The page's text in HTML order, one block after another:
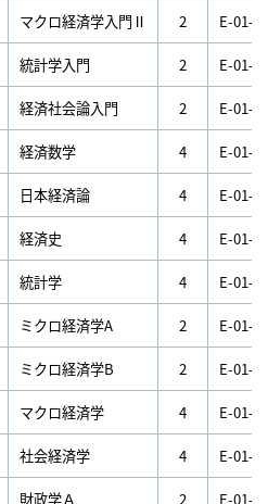
マクロ経済学入門Ⅱ 2 E-01-
統計学入門 2 E-01-
経済社会論入門 2 E-01-
経済数学 4 E-01-
日本経済論 4 E-01-
経済史 4 E-01-
統計学 4 E-01-
ミクロ経済学A 2 E-01-
ミクロ経済学B 2 E-01-
マクロ経済学 4 E-01-
社会経済学 4 E-01-
財政学Ａ 2 E-01-